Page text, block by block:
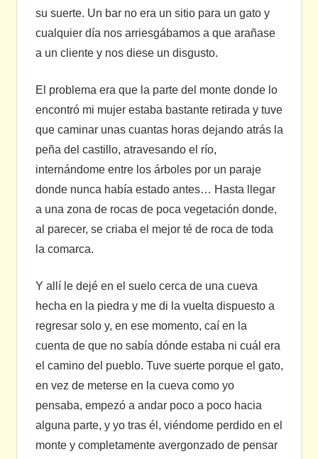
su suerte. Un bar no era un sitio para un gato y
cualquier día nos arriesgábamos a que arañase
a un cliente y nos diese un disgusto.
El problema era que la parte del monte donde lo
encontró mi mujer estaba bastante retirada y tuve
que caminar unas cuantas horas dejando atrás la
peña del castillo, atravesando el río,
internándome entre los árboles por un paraje
donde nunca había estado antes… Hasta llegar
a una zona de rocas de poca vegetación donde,
al parecer, se criaba el mejor té de roca de toda
la comarca.
Y allí le dejé en el suelo cerca de una cueva
hecha en la piedra y me di la vuelta dispuesto a
regresar solo y, en ese momento, caí en la
cuenta de que no sabía dónde estaba ni cuál era
el camino del pueblo. Tuve suerte porque el gato,
en vez de meterse en la cueva como yo
pensaba, empezó a andar poco a poco hacia
alguna parte, y yo tras él, viéndome perdido en el
monte y completamente avergonzado de pensar